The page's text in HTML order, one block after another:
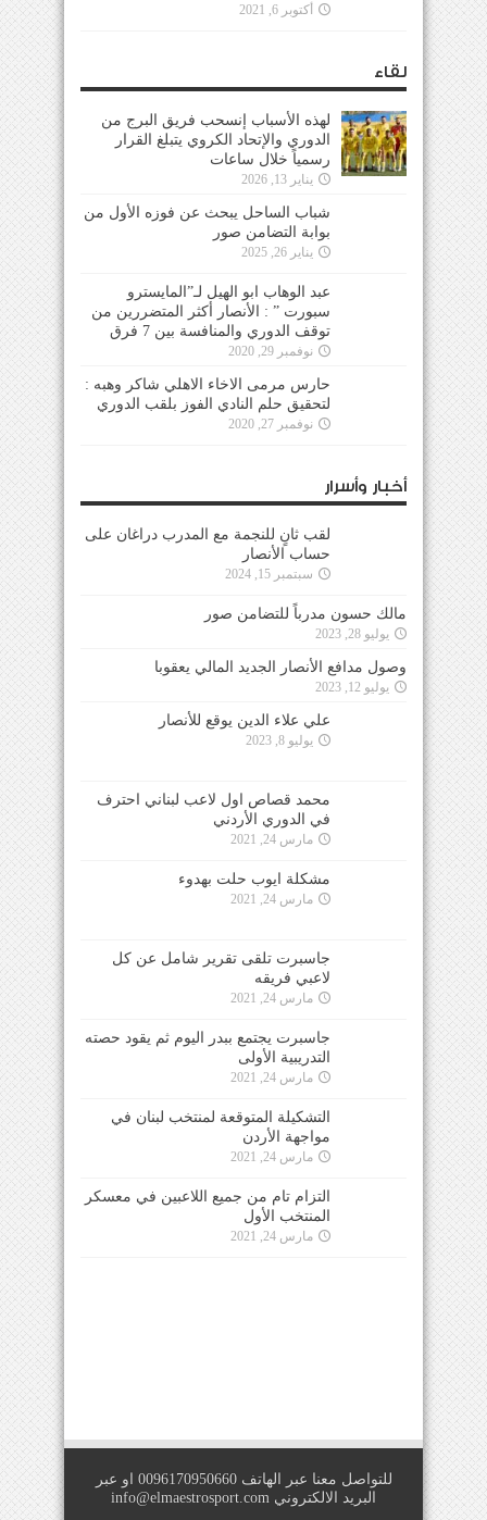
أكتوبر 6, 2021
لقاء
لهذه الأسباب إنسحب فريق البرج من
الدوري والإتحاد الكروي يتبلغ القرار
رسمياً خلال ساعات
يناير 13, 2026
شباب الساحل يبحث عن فوزه الأول من
بوابة التضامن صور
يناير 26, 2025
عبد الوهاب ابو الهيل لـ”المايسترو
سبورت ” : الأنصار أكثر المتضررين من
توقف الدوري والمنافسة بين 7 فرق
نوفمبر 29, 2020
حارس مرمى الاخاء الاهلي شاكر وهبه :
لتحقيق حلم النادي الفوز بلقب الدوري
نوفمبر 27, 2020
أخبار وأسرار
لقب ثانٍ للنجمة مع المدرب دراغان على
حساب الأنصار
سبتمبر 15, 2024
مالك حسون مدرباً للتضامن صور
يوليو 28, 2023
وصول مدافع الأنصار الجديد المالي يعقوبا
يوليو 12, 2023
علي علاء الدين يوقع للأنصار
يوليو 8, 2023
محمد قصاص اول لاعب لبناني احترف
في الدوري الأردني
مارس 24, 2021
مشكلة ايوب حلت بهدوء
مارس 24, 2021
جاسبرت تلقى تقرير شامل عن كل
لاعبي فريقه
مارس 24, 2021
جاسبرت يجتمع ببدر اليوم ثم يقود حصته
التدريبية الأولى
مارس 24, 2021
التشكيلة المتوقعة لمنتخب لبنان في
مواجهة الأردن
مارس 24, 2021
التزام تام من جميع اللاعبين في معسكر
المنتخب الأول
مارس 24, 2021
للتواصل معنا عبر الهاتف 0096170950660 او عبر
البريد الالكتروني info@elmaestrosport.com